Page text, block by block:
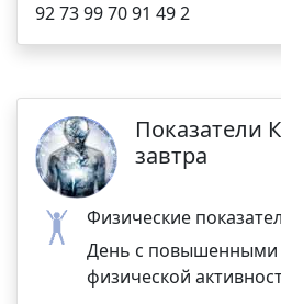
92 73 99 70 91 49 2
Показатели
завтра
Физические
День с повышенными
физической